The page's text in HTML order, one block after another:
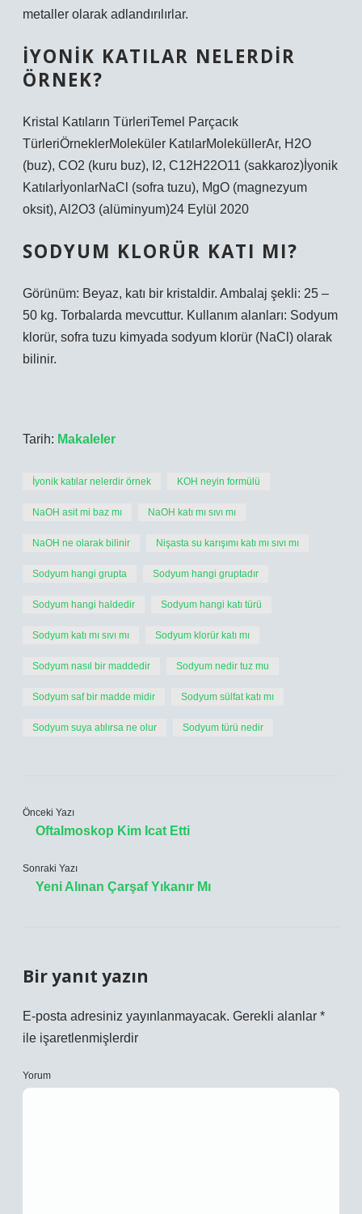
metaller olarak adlandırılırlar.
İYONIK KATILAR NELERDIR
ÖRNEK?
Kristal Katıların TürleriTemel Parçacık
TürleriÖrneklerMoleküler KatılarMoleküllerAr, H2O
(buz), CO2 (kuru buz), I2, C12H22O11 (sakkaroz)İyonik
KatılarİyonlarNaCl (sofra tuzu), MgO (magnezyum
oksit), Al2O3 (alüminyum)24 Eylül 2020
SODYUM KLORÜR KATI MI?
Görünüm: Beyaz, katı bir kristaldir. Ambalaj şekli: 25 –
50 kg. Torbalarda mevcuttur. Kullanım alanları: Sodyum
klorür, sofra tuzu kimyada sodyum klorür (NaCl) olarak
bilinir.
Tarih: Makaleler
İyonik katılar nelerdir örnek KOH neyin formülü
NaOH asit mi baz mı NaOH katı mı sıvı mı
NaOH ne olarak bilinir Nişasta su karışımı katı mı sıvı mı
Sodyum hangi grupta Sodyum hangi gruptadır
Sodyum hangi haldedir Sodyum hangi katı türü
Sodyum katı mı sıvı mı Sodyum klorür katı mı
Sodyum nasıl bir maddedir Sodyum nedir tuz mu
Sodyum saf bir madde midir Sodyum sülfat katı mı
Sodyum suya atılırsa ne olur Sodyum türü nedir
Önceki Yazı
Oftalmoskop Kim Icat Etti
Sonraki Yazı
Yeni Alınan Çarşaf Yıkanır Mı
Bir yanıt yazın
E-posta adresiniz yayınlanmayacak. Gerekli alanlar *
ile işaretlenmişlerdir
Yorum